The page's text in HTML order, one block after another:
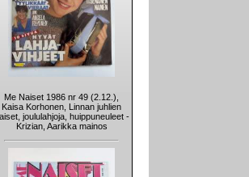
Me Naiset 1986 nr 49 (2.12.),
Kaisa Korhonen, Linnan juhlien
joululahjoja, huippuneuleet -
Krizian, Aarikka mainos